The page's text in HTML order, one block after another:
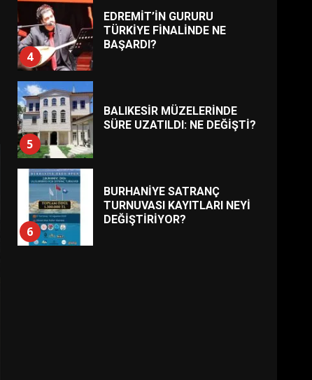
5
BALIKESİR MÜZELERİNDE
SÜRE UZATILDI: NE DEĞİŞTİ?
6
BURHANİYE SATRANÇ
TURNUVASI KAYITLARI NEYİ
7
BURHANİYE
BELEDİYESPOR’DA YENİ
YÖNETİM NASIL ŞEKİLLENDİ?